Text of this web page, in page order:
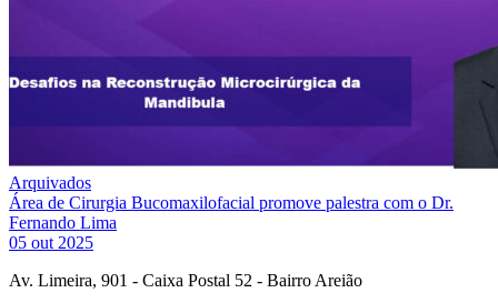
Arquivados
Área de Cirurgia Bucomaxilofacial promove palestra com o Dr.
Fernando Lima
05 out 2025
Av. Limeira, 901 - Caixa Postal 52 - Bairro Areião